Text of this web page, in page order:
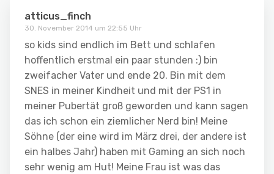
atticus_finch
30. November 2014 um 22:55 Uhr
so kids sind endlich im Bett und schlafen
hoffentlich erstmal ein paar stunden :) bin
zweifacher Vater und ende 20. Bin mit dem
SNES in meiner Kindheit und mit der PS1 in
meiner Pubertät groß geworden und kann sagen
das ich schon ein ziemlicher Nerd bin! Meine
Söhne (der eine wird im März drei, der andere ist
ein halbes Jahr) haben mit Gaming an sich noch
sehr wenig am Hut! Meine Frau ist was das